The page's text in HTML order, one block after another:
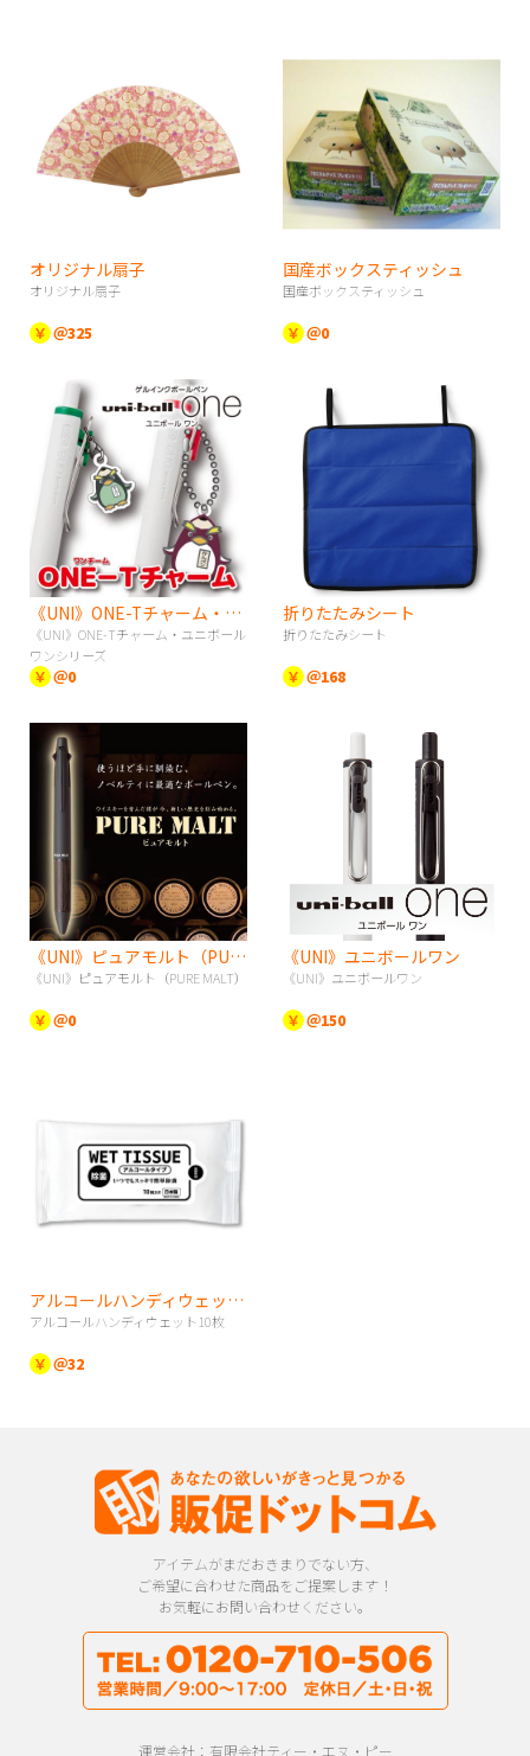
オリジナル扇子
オリジナル扇子
￥ ＠325
国産ボックスティッシュ
国産ボックスティッシュ
￥ ＠0
《UNI》ONE-Tチャーム・ユニボールワンシリーズ
《UNI》ONE-Tチャーム・ユニボール
ワンシリーズ
￥ ＠0
折りたたみシート
折りたたみシート
￥ ＠168
《UNI》ピュアモルト（PURE MALT）
《UNI》ピュアモルト（PURE MALT）
￥ ＠0
《UNI》ユニボールワン
《UNI》ユニボールワン
￥ ＠150
アルコールハンディウェット10枚
アルコールハンディウェット10枚
￥ ＠32
アイテムがまだおきまりでない方、
ご希望に合わせた商品をご提案します！
お気軽にお問い合わせください。
運営会社：有限会社ティー・エヌ・ピー